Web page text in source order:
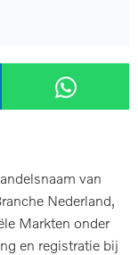
van
Nederland,
Markten onder
en registratie bij